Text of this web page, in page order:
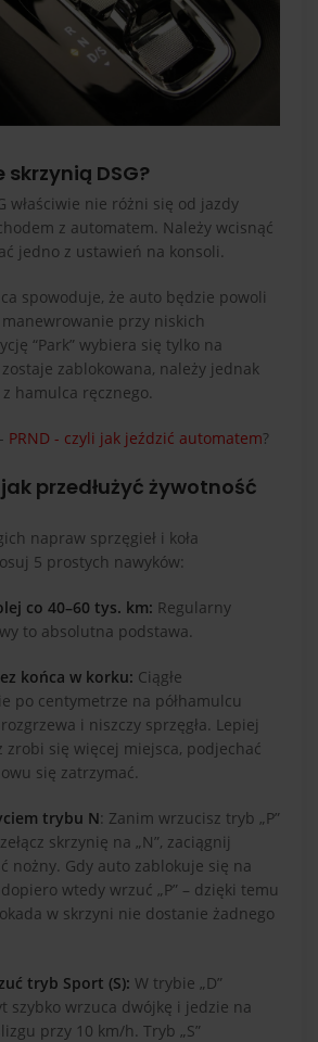
skrzynią DSG?
właściwie nie różni się od jazdy
z automatem. Należy wcisnąć
jedno z ustawień na konsoli.
spowoduje, że auto będzie powoli
manewrowanie przy niskich
“Park” wybiera się tylko na
zablokowana, należy jednak
hamulca ręcznego.
PRND - czyli jak jeździć automatem?
przedłużyć żywotność
napraw sprzęgieł i koła
5 prostych nawyków:
co 40–60 tys. km: Regularny
to absolutna podstawa.
końca w korku: Ciągłe
po centymetrze na półhamulcu
i niszczy sprzęgła. Lepiej
zrobi się więcej miejsca, podjechać
się zatrzymać.
trybu N: Zanim wrzucisz tryb „P”
skrzynię na „N”, zaciągnij
nożny. Gdy auto zablokuje się na
wtedy wrzuć „P” – dzięki temu
w skrzyni nie dostanie żadnego
tryb Sport (S): W trybie „D”
szybko wrzuca dwójkę i jedzie na
przy 10 km/h. Tryb „S”